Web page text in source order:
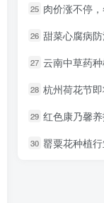
25 肉价涨不停，
26 甜菜心腐病
27 云南中草药种植：
28 杭州荷花节即将
29 红色康乃馨养
30 罂粟花种植
25 肉价涨不停，
26 甜菜心腐病
27 云南中草药种植：
28 杭州荷花节即将
29 红色康乃馨养
30 罂粟花种植